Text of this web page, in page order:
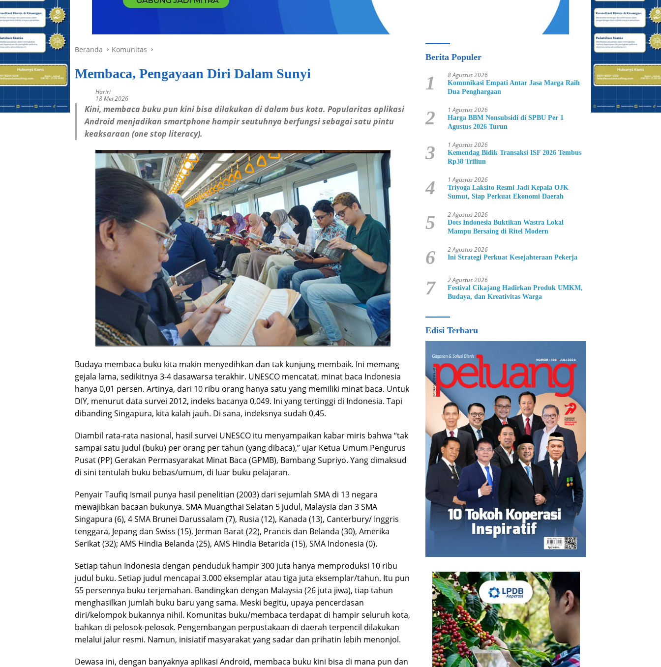
Beranda Komunitas
Membaca, Pengayaan Diri Dalam Sunyi
Hariri
18 Mei 2026
Kini, membaca buku pun kini bisa dilakukan di dalam bus kota. Popularitas aplikasi
Android menjadikan smartphone hampir seutuhnya berfungsi sebagai satu pintu
keaksaraan (one stop literacy).
Budaya membaca buku kita makin menyedihkan dan tak kunjung membaik. Ini memang
gejala lama, sedikitnya 3-4 dasawarsa terakhir. UNESCO mencatat, minat baca Indonesia
hanya 0,01 persen. Artinya, dari 10 ribu orang hanya satu yang memiliki minat baca. Untuk
DIY, menurut data survei 2012, indeks bacanya 0,049. Ini yang tertinggi di Indonesia. Tapi
dibanding Singapura, kita kalah jauh. Di sana, indeksnya sudah 0,45.
Diambil rata-rata nasional, hasil survei UNESCO itu menyampaikan kabar miris bahwa “tak
sampai satu judul (buku) per orang per tahun (yang dibaca),” ujar Ketua Umum Pengurus
Pusat (PP) Gerakan Permasyarakat Minat Baca (GPMB), Bambang Supriyo. Yang dimaksud
di sini tentulah buku bebas/umum, di luar buku pelajaran.
Penyair Taufiq Ismail punya hasil penelitian (2003) dari sejumlah SMA di 13 negara
mewajibkan bacaan bukunya. SMA Muangthai Selatan 5 judul, Malaysia dan 3 SMA
Singapura (6), 4 SMA Brunei Darussalam (7), Rusia (12), Kanada (13), Canterbury/ Inggris
tenggara, Jepang dan Swiss (15), Jerman Barat (22), Prancis dan Belanda (30), Amerika
Serikat (32); AMS Hindia Belanda (25), AMS Hindia Betarida (15), SMA Indonesia (0).
Setiap tahun Indonesia dengan penduduk hampir 300 juta hanya memproduksi 10 ribu
judul buku. Setiap judul mencapai 3.000 eksemplar atau tiga juta eksemplar/tahun. Itu pun
55 persennya buku terjemahan. Bandingkan dengan Malaysia (26 juta jiwa), tiap tahun
menghasilkan jumlah buku baru yang sama. Meski begitu, upaya pencerdasan
diri/kelompok bukannya nihil. Komunitas buku/membaca terdapat di hampir seluruh kota,
bahkan di pelosok-pelosok. Pengembangan perpustakaan di daerah terpencil dilakukan
melalui jalur resmi. Namun, inisiatif masyarakat yang sadar dan prihatin lebih menonjol.
Dewasa ini, dengan banyaknya aplikasi Android, membaca buku kini bisa di mana pun dan
Berita Populer
1 8 Agustus 2026
Komunikasi Empati Antar Jasa Marga Raih
Dua Penghargaan
2 1 Agustus 2026
Harga BBM Nonsubsidi di SPBU Per 1
Agustus 2026 Turun
3 1 Agustus 2026
Kemendag Bidik Transaksi ISF 2026 Tembus
Rp38 Triliun
4 1 Agustus 2026
Triyoga Laksito Resmi Jadi Kepala OJK
Sumut, Siap Perkuat Ekonomi Daerah
5 2 Agustus 2026
Dots Indonesia Buktikan Wastra Lokal
Mampu Bersaing di Ritel Modern
6 2 Agustus 2026
Ini Strategi Perkuat Kesejahteraan Pekerja
7 2 Agustus 2026
Festival Cikajang Hadirkan Produk UMKM,
Budaya, dan Kreativitas Warga
Edisi Terbaru